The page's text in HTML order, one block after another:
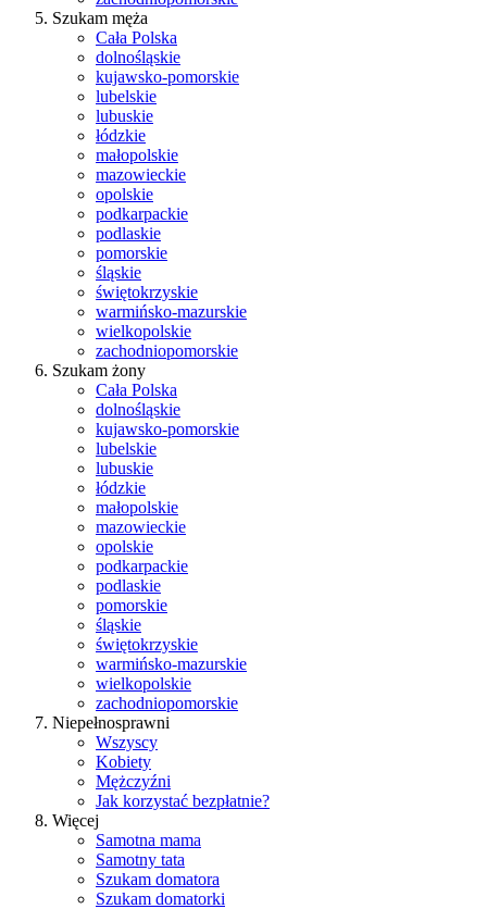
Szukam męża
Cała Polska
dolnośląskie
kujawsko-pomorskie
lubelskie
lubuskie
łódzkie
małopolskie
mazowieckie
opolskie
podkarpackie
podlaskie
pomorskie
śląskie
świętokrzyskie
warmińsko-mazurskie
wielkopolskie
zachodniopomorskie
Szukam żony
Cała Polska
dolnośląskie
kujawsko-pomorskie
lubelskie
lubuskie
łódzkie
małopolskie
mazowieckie
opolskie
podkarpackie
podlaskie
pomorskie
śląskie
świętokrzyskie
warmińsko-mazurskie
wielkopolskie
zachodniopomorskie
Niepełnosprawni
Wszyscy
Kobiety
Mężczyźni
Jak korzystać bezpłatnie?
Więcej
Samotna mama
Samotny tata
Szukam domatora
Szukam domatorki